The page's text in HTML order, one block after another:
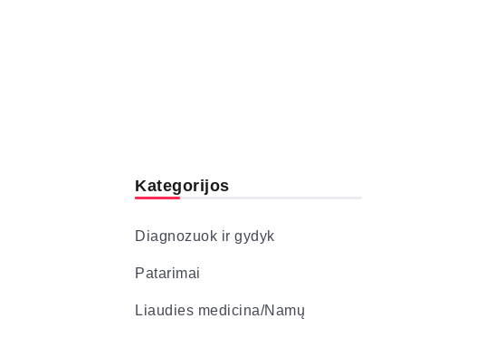
Kategorijos
Diagnozuok ir gydyk
Patarimai
Liaudies medicina/Namų